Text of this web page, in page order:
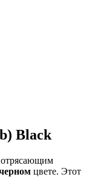
Black
цвете. Этот